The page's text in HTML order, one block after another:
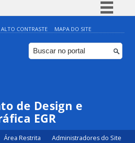
Simplifique!
Comunica BR
Participe
Canais
ALTO CONTRASTE MAPA DO SITE
de Design e
EGR
Área Restrita Administradores do Site